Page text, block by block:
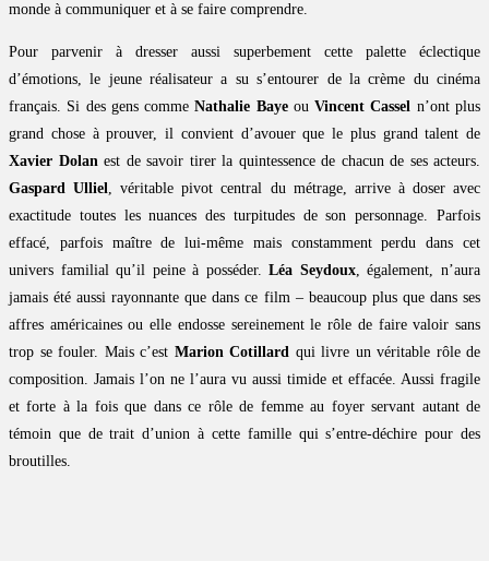
monde à communiquer et à se faire comprendre.
Pour parvenir à dresser aussi superbement cette palette éclectique
d’émotions, le jeune réalisateur a su s’entourer de la crème du cinéma
français. Si des gens commeNathalie BayeouVincent Cassel n’ont plus
grand chose à prouver, il convient d’avouer que le plus grand talent de
Xavier Dolanest de savoir tirer la quintessence de chacun de ses acteurs.
Gaspard Ulliel, véritable pivot central du métrage, arrive à doser avec
exactitude toutes les nuances des turpitudes de son personnage. Parfois
effacé, parfois maître de lui-même mais constamment perdu dans cet
univers familial qu’il peine à posséder.Léa Seydoux, également, n’aura
jamais été aussi rayonnante que dans ce film – beaucoup plus que dans ses
affres américaines ou elle endosse sereinement le rôle de faire valoir sans
trop se fouler. Mais c’est Marion Cotillard qui livre un véritable rôle de
composition. Jamais l’on ne l’aura vu aussi timide et effacée. Aussi fragile
et forte à la fois que dans ce rôle de femme au foyer servant autant de
témoin que de trait d’union à cette famille qui s’entre-déchire pour des
broutilles.